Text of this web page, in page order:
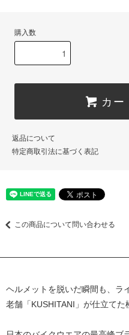
購入数
カー
返品について
特定商取引法に基づく表記
この商品について問い合わせる
ヘルメットを脱いだ瞬間も、ラ
老舗「KUSHITANI」が仕立てた